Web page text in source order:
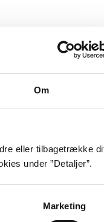
Om
eller tilbagetrække
under ”Detaljer”.
Marketing